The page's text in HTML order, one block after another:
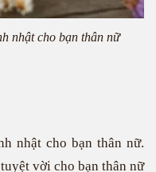
nhật cho bạn thân nữ
nhật cho bạn thân nữ.
vời cho bạn thân nữ